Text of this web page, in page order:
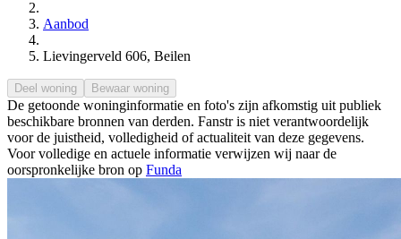
Aanbod
Lievingerveld 606, Beilen
Deel woning Bewaar woning
De getoonde woninginformatie en foto's zijn afkomstig uit publiek
beschikbare bronnen van derden. Fanstr is niet verantwoordelijk
voor de juistheid, volledigheid of actualiteit van deze gegevens.
Voor volledige en actuele informatie verwijzen wij naar de
oorspronkelijke bron op Funda